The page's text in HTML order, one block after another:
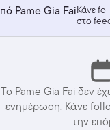
Pame Gia FaiΚάνε
στο
Το Pame Gia Fai δεν
ενημέρωση. Κάνε
την